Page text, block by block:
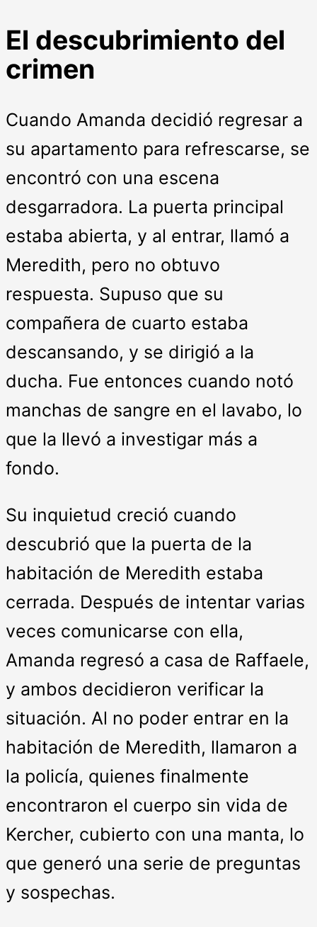
El descubrimiento del
crimen
Cuando Amanda decidió regresar a
su apartamento para refrescarse, se
encontró con una escena
desgarradora. La puerta principal
estaba abierta, y al entrar, llamó a
Meredith, pero no obtuvo
respuesta. Supuso que su
compañera de cuarto estaba
descansando, y se dirigió a la
ducha. Fue entonces cuando notó
manchas de sangre en el lavabo, lo
que la llevó a investigar más a
fondo.
Su inquietud creció cuando
descubrió que la puerta de la
habitación de Meredith estaba
cerrada. Después de intentar varias
veces comunicarse con ella,
Amanda regresó a casa de Raffaele,
y ambos decidieron verificar la
situación. Al no poder entrar en la
habitación de Meredith, llamaron a
la policía, quienes finalmente
encontraron el cuerpo sin vida de
Kercher, cubierto con una manta, lo
que generó una serie de preguntas
y sospechas.